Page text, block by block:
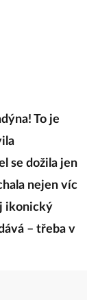
To je
se dožila jen
nejen víc
ikonický
– třeba v